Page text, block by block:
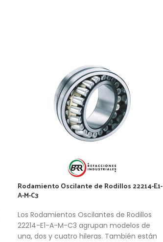
Rodamiento Oscilante de Rodillos 22214-E1-
A-M-C3
Los Rodamientos Oscilantes de Rodillos
22214-E1-A-M-C3 agrupan modelos de
una, dos y cuatro hileras. También están